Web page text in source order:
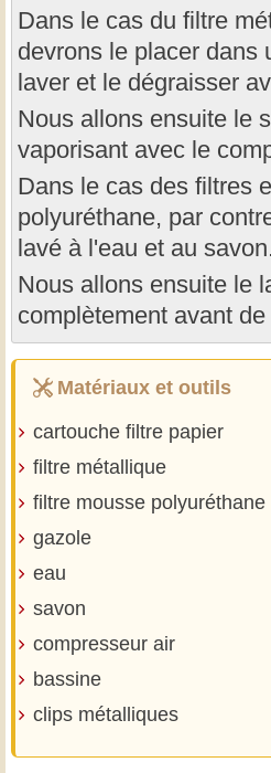
Dans le cas du filtre
devrons le placer dans
laver et le dégraisser
Nous allons ensuite le
vaporisant avec le
Dans le cas des filtres
polyuréthane, par
lavé à l'eau et au savon.
Nous allons ensuite le
complètement avant
Matériaux et outils
cartouche filtre papier
filtre métallique
filtre mousse polyuréthane
gazole
eau
savon
compresseur air
bassine
clips métalliques